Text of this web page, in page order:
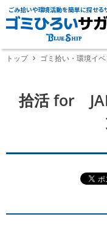
ごみ拾いや環境活動を簡単に探せる
トップ ゴミ拾い・環境イ
拾活 for